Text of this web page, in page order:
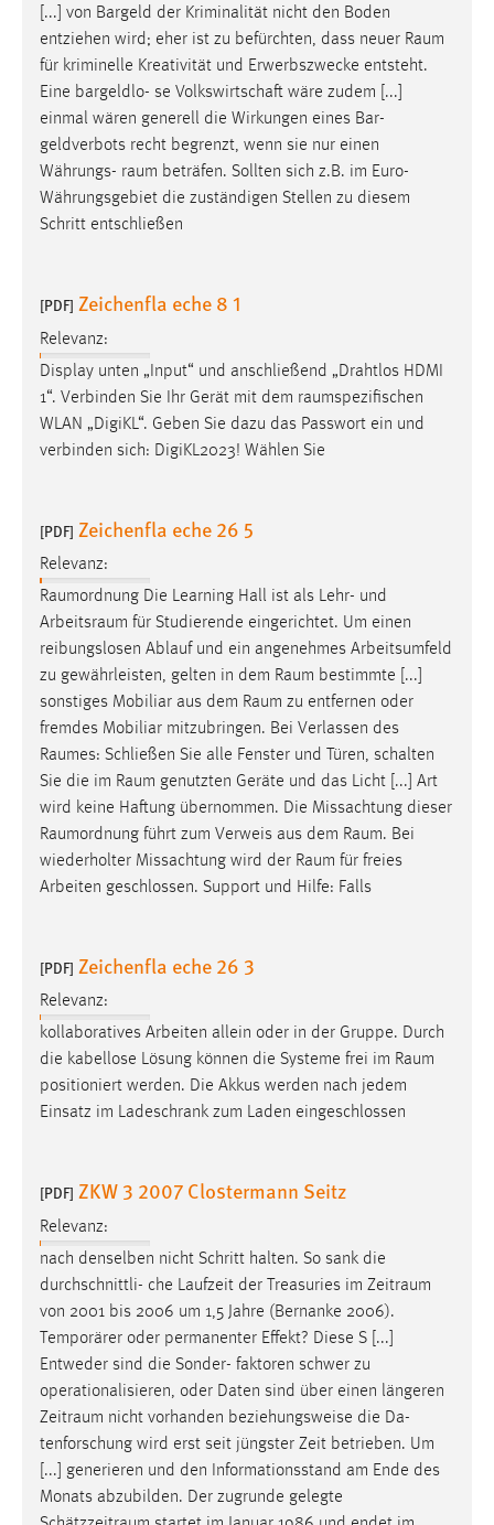
[...] von Bargeld der Kriminalität nicht den Boden
entziehen wird; eher ist zu befürchten, dass neuer Raum
für kriminelle Kreativität und Erwerbszwecke entsteht.
Eine bargeldlo- se Volkswirtschaft wäre zudem [...]
einmal wären generell die Wirkungen eines Bar-
geldverbots recht begrenzt, wenn sie nur einen
Währungs- raum beträfen. Sollten sich z.B. im Euro-
Währungsgebiet die zuständigen Stellen zu diesem
Schritt entschließen
[PDF] Zeichenfla eche 8 1
Relevanz:
Display unten „Input“ und anschließend „Drahtlos HDMI
1“. Verbinden Sie Ihr Gerät mit dem raumspezifischen
WLAN „DigiKL“. Geben Sie dazu das Passwort ein und
verbinden sich: DigiKL2023! Wählen Sie
[PDF] Zeichenfla eche 26 5
Relevanz:
Raumordnung Die Learning Hall ist als Lehr- und
Arbeitsraum für Studierende eingerichtet. Um einen
reibungslosen Ablauf und ein angenehmes Arbeitsumfeld
zu gewährleisten, gelten in dem Raum bestimmte [...]
sonstiges Mobiliar aus dem Raum zu entfernen oder
fremdes Mobiliar mitzubringen. Bei Verlassen des
Raumes: Schließen Sie alle Fenster und Türen, schalten
Sie die im Raum genutzten Geräte und das Licht [...] Art
wird keine Haftung übernommen. Die Missachtung dieser
Raumordnung führt zum Verweis aus dem Raum. Bei
wiederholter Missachtung wird der Raum für freies
Arbeiten geschlossen. Support und Hilfe: Falls
[PDF] Zeichenfla eche 26 3
Relevanz:
kollaboratives Arbeiten allein oder in der Gruppe. Durch
die kabellose Lösung können die Systeme frei im Raum
positioniert werden. Die Akkus werden nach jedem
Einsatz im Ladeschrank zum Laden eingeschlossen
[PDF] ZKW 3 2007 Clostermann Seitz
Relevanz:
nach denselben nicht Schritt halten. So sank die
durchschnittli- che Laufzeit der Treasuries im Zeitraum
von 2001 bis 2006 um 1,5 Jahre (Bernanke 2006).
Temporärer oder permanenter Effekt? Diese S [...]
Entweder sind die Sonder- faktoren schwer zu
operationalisieren, oder Daten sind über einen längeren
Zeitraum nicht vorhanden beziehungsweise die Da-
tenforschung wird erst seit jüngster Zeit betrieben. Um
[...] generieren und den Informationsstand am Ende des
Monats abzubilden. Der zugrunde gelegte
Cookie Laufzeit:
Chat
MibewSessionID, MIBEW_UserID, mibew_locale, mibew-
chat-frame-style-5e9dbeb1811c0446
Cookie Laufzeit:
MibewSessionID, mibew-chat-frame-style-
5e9dbeb1811c0446 = Sitzungslaufzeit, mibew_locale = 3
Jahre, MIBEW_UserID = 1 Jahr
Login
Zweck:
Dieser Cookie ist notwendig um sich an der Website
einloggen zu können.
Cookie Laufzeit:
24 Stunden
STATISTIK
Statistik Cookies erfassen Informationen anonym.
Diese Informationen helfen uns zu verstehen, wie
unsere Besucher unsere Website nutzen.
Matomo
_pk_ref, _pk_cvar, _pk_id, _pk_ses
Zweck:
Zugriffsstatistik
Cookie Laufzeit:
Max. 13 Monate
MARKETING
verwendet, um personalisierte Werbung anzuzeigen.
Google Ads
Name:
_gcl_au
Anbieter: